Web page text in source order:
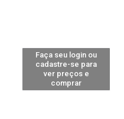
Faça seu login ou
cadastre-se para
ver preços e
comprar